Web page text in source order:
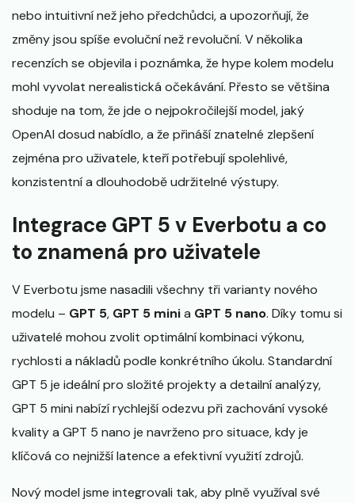
nebo intuitivní než jeho předchůdci, a upozorňují, že
změny jsou spíše evoluční než revoluční. V několika
recenzích se objevila i poznámka, že hype kolem modelu
mohl vyvolat nerealistická očekávání. Přesto se většina
shoduje na tom, že jde o nejpokročilejší model, jaký
OpenAI dosud nabídlo, a že přináší znatelné zlepšení
zejména pro uživatele, kteří potřebují spolehlivé,
konzistentní a dlouhodobě udržitelné výstupy.
Integrace GPT 5 v Everbotu a co
to znamená pro uživatele
V Everbotu jsme nasadili všechny tři varianty nového
modelu – GPT 5, GPT 5 minia GPT 5 nano. Díky tomu si
uživatelé mohou zvolit optimální kombinaci výkonu,
rychlosti a nákladů podle konkrétního úkolu. Standardní
GPT 5 je ideální pro složité projekty a detailní analýzy,
GPT 5 mini nabízí rychlejší odezvu při zachování vysoké
kvality a GPT 5 nano je navrženo pro situace, kdy je
klíčová co nejnižší latence a efektivní využití zdrojů.
Nový model jsme integrovali tak, aby plně využíval své